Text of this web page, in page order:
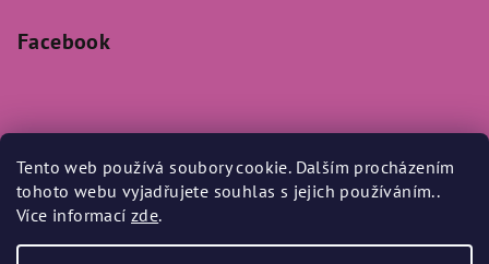
Tento web používá soubory cookie. Dalším procházením
tohoto webu vyjadřujete souhlas s jejich používáním..
Více informacízde.
Facebook
Přijímáme online platby